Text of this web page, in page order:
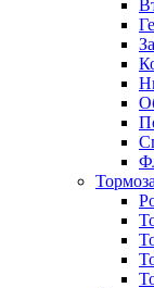
Тормоза